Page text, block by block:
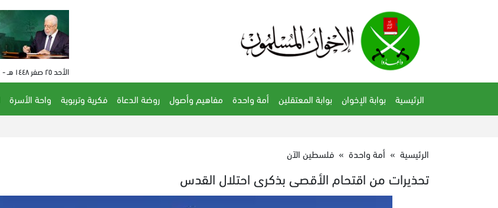
الأحد ٢٥ صفر ١٤٤٨ هـ - 9 أغسطس 2026 م - الساعة 02:19 م
الرئيسية بوابة الإخوان بوابة المعتقلين أمة واحدة مفاهيم وأصول روضة الدعاة فكرية وتربوية واحة الأسرة
الرئيسية » أمة واحدة » فلسطين الآن
تحذيرات من اقتحام الأقصى بذكرى احتلال القدس